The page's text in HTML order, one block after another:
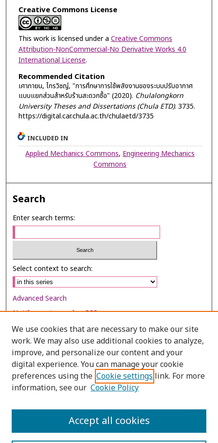
Creative Commons License
This work is licensed under a Creative Commons
Attribution-NonCommercial-No Derivative Works 4.0
International License.
Recommended Citation
เศาภายน, ไกรวิชญ์, "การศึกษาการใช้พลังงานของระบบปรับอากาศ
แบบแยกส่วนสำหรับร้านสะดวกซื้อ" (2020). Chulalongkorn
University Theses and Dissertations (Chula ETD). 3735.
https://digital.car.chula.ac.th/chulaetd/3735
INCLUDED IN
Applied Mechanics Commons, Engineering Mechanics
Commons
Search
Enter search terms:
Select context to search:
Advanced Search
Notify me via email orRSS
Browse
Collections
Disciplines
Authors
We use cookies that are necessary to make our site
work. We may also use additional cookies to analyze,
improve, and personalize our content and your
digital experience. You can manage your cookie
preferences using the Cookie settings link. For more
information, see our Cookie Policy
Accept all cookies